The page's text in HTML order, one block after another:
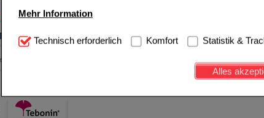
Mehr Information
Technisch Notwendig: Hierbei handelt es sich um Cookies,
notwendig sind (z.B. Navigation, Warenkorb, Kundenkonto),
Diese Cookies werden genutzt um das
beispielsweise für die Wiedererkennung des Besuchers
Inhalte anzuzeigen und unser Partnerprogramm zu betreiben.
Technisch erforderlich Komfort Statistik &
Alles